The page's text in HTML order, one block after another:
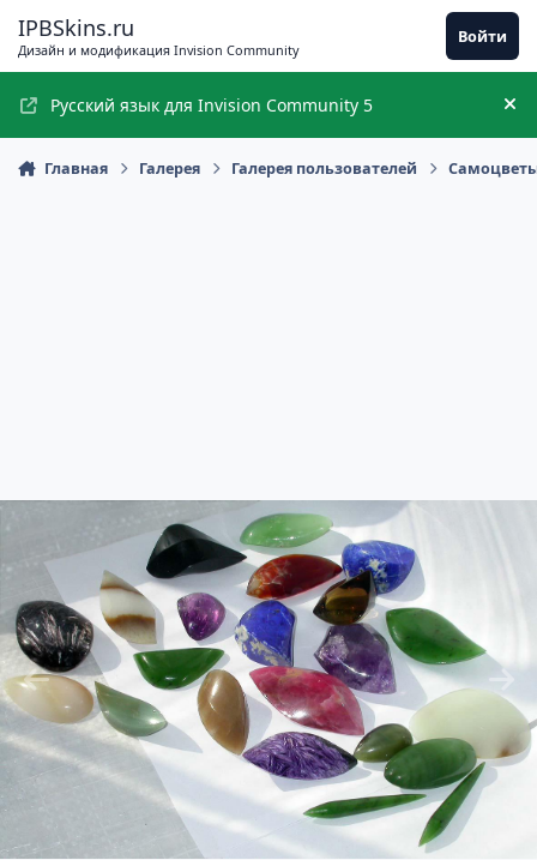
IPBSkins.ru
Дизайн и модификация Invision Community
Войти
Русский язык для Invision Community 5
Главная Галерея Галерея пользователей